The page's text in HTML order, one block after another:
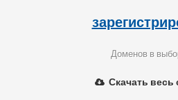
Доменов в
Скачать весь